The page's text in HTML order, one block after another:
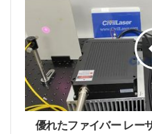
m
a
l
a
d
優れたファイバー レー